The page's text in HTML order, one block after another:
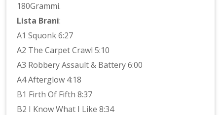
180Grammi.
Lista Brani:
A1 Squonk 6:27
A2 The Carpet Crawl 5:10
A3 Robbery Assault & Battery 6:00
A4 Afterglow 4:18
B1 Firth Of Fifth 8:37
B2 I Know What I Like 8:34